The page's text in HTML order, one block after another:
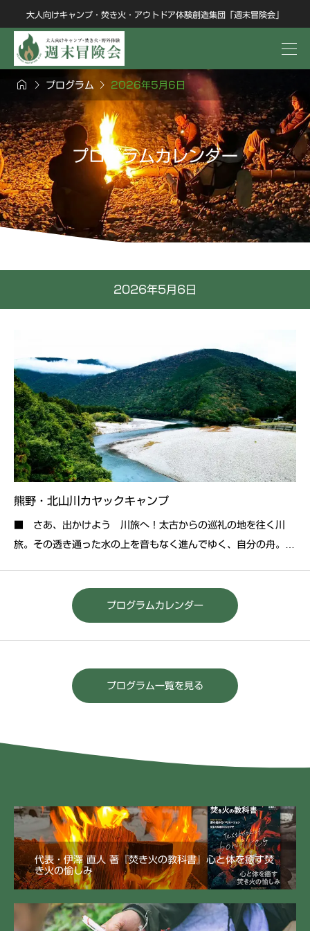
大人向けキャンプ・焚き火・アウトドア体験創造集団「週末冒険会」
  プログラム  2026年5月6日
プログラムカレンダー
2026年5月6日
熊野・北山川カヤックキャンプ
■ さあ、出かけよう 川旅へ！太古からの巡礼の地を往く川
旅。その透き通った水の上を音もなく進んでゆく、自分の舟。水
のキャンプ、流木焚き火のパチパチ爆ぜる音、
プログラムカレンダー
プログラム一覧を見る
代表・伊澤 直人 著『焚き火の教科書』心と体を癒す焚
き火の愉しみ